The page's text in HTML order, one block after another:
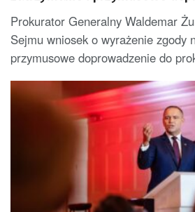
prokuratury posła Wosia
Prokurator Generalny Waldemar
Sejmu wniosek o wyrażenie zgody
przymusowe doprowadzenie do